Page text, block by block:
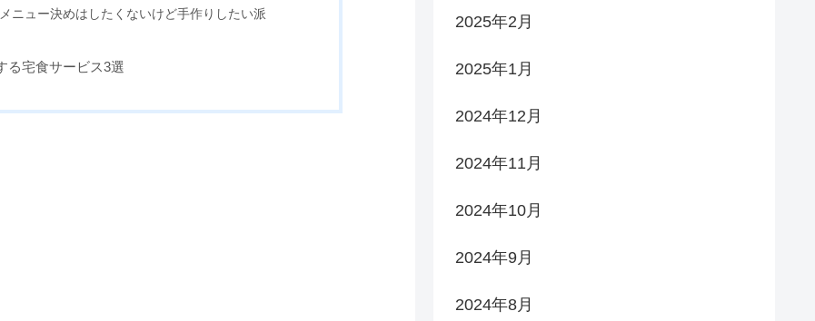
ニュー決めはしたくないけど手作りしたい派
る宅食サービス3選
2025年2月
2025年1月
2024年12月
2024年11月
2024年10月
2024年9月
2024年8月